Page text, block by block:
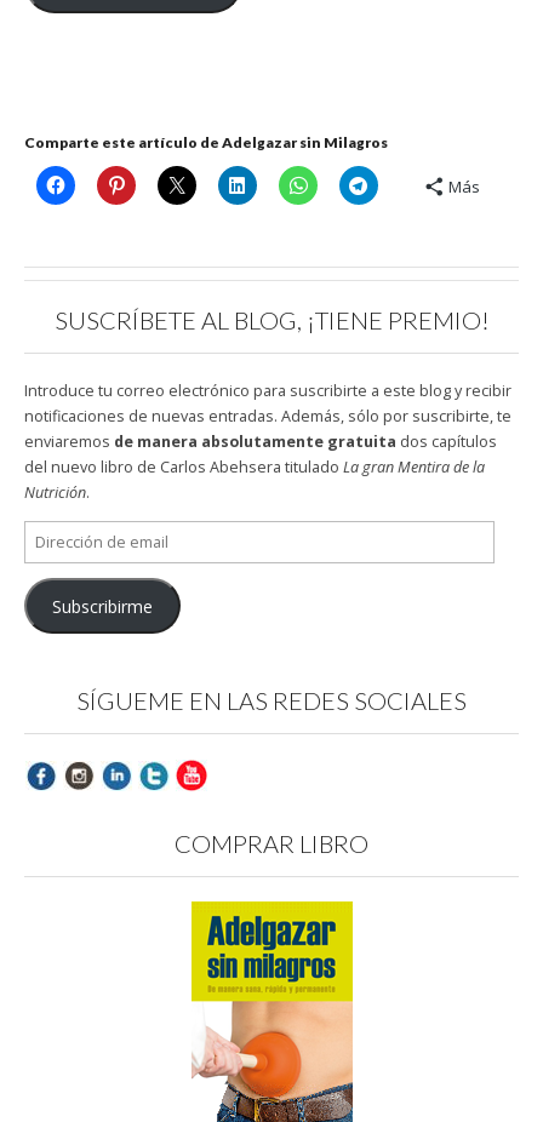
Comparte este artículo de Adelgazar sin Milagros
Más
SUSCRÍBETE AL BLOG, ¡TIENE PREMIO!
Introduce tu correo electrónico para suscribirte a este blog y recibir
notificaciones de nuevas entradas. Además, sólo por suscribirte, te
enviaremos de manera absolutamente gratuita dos capítulos
del nuevo libro de Carlos Abehsera titulado La gran Mentira de la
Nutrición.
Dirección
de
email
Subscribirme
SÍGUEME EN LAS REDES SOCIALES
COMPRAR LIBRO